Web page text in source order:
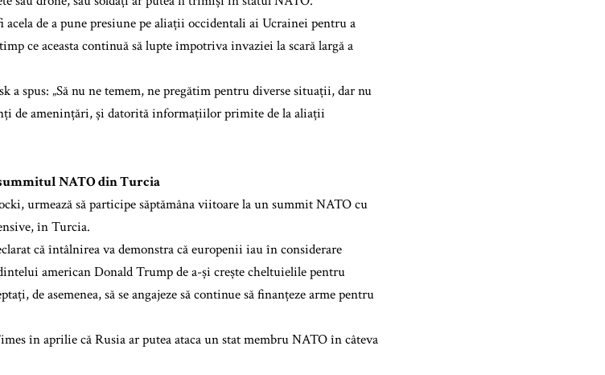
acela de a pune presiune pe aliații occidentali ai Ucrainei pentru a
ce aceasta continuă să lupte împotriva invaziei la scară largă a
a spus: „Să nu ne temem, ne pregătim pentru diverse situații, dar nu
de amenințări, și datorită informațiilor primite de la aliații
NATO din Turcia
urmează să participe săptămâna viitoare la un summit NATO cu
în Turcia.
că întâlnirea va demonstra că europenii iau în considerare
american Donald Trump de a-și crește cheltuielile pentru
de asemenea, să se angajeze să continue să finanțeze arme pentru
în aprilie că Rusia ar putea ataca un stat membru NATO în câteva